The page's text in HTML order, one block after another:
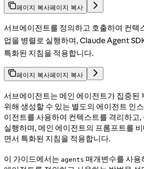
페이지 복사페이지 복사
서브에이전트를 정의하고 호출하여 컨텍
업을 병렬로 실행하며, Claude Agent
특화된 지침을 적용합니다.
페이지 복사페이지 복사
서브에이전트는 메인 에이전트가 집중된
위해 생성할 수 있는 별도의 에이전트 인
이전트를 사용하여 컨텍스트를 격리하고,
실행하며, 메인 에이전트의 프롬프트를
면서 특화된 지침을 적용합니다.
이 가이드에서는 agents 매개변수를 사용